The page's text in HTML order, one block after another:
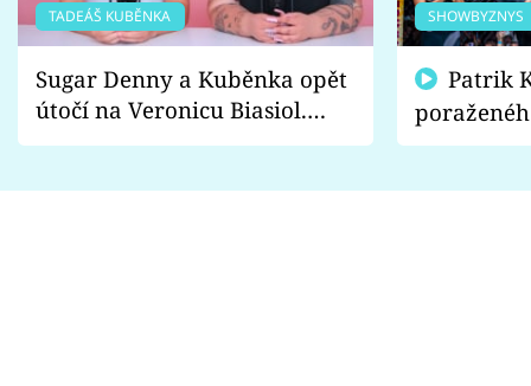
TADEÁŠ KUBĚNKA
Sugar Denny a Kuběnka opět
útočí na Veronicu Biasiol.
Proč je podle nich falešná a
SHOWBYZNYS
fanoušci